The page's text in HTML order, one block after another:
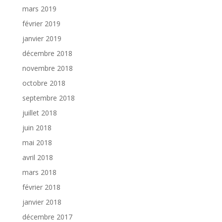
mars 2019
février 2019
janvier 2019
décembre 2018
novembre 2018
octobre 2018
septembre 2018
juillet 2018
juin 2018
mai 2018
avril 2018
mars 2018
février 2018
janvier 2018
décembre 2017